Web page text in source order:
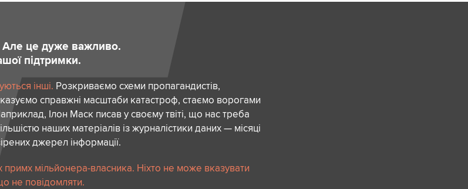
Але це дуже важливо.
підтримки.
інші. Розкриваємо схеми пропагандистів,
справжні масштаби катастроф, стаємо ворогами
Ілон Маск писав у своєму твіті, що нас треба
наших матеріалів із журналістики даних — місяці
джерел інформації.
мільйонера-власника. Ніхто не може вказувати
не повідомляти.